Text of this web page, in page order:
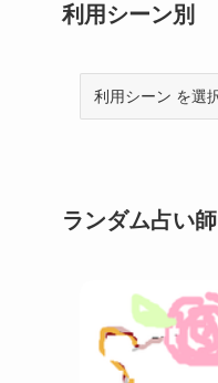
利用シーン別
ランダム占い師